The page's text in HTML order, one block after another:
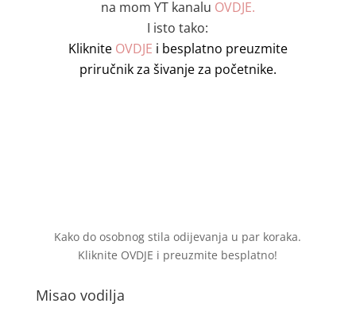
na mom YT kanalu OVDJE.
I isto tako:
Kliknite OVDJE i besplatno preuzmite
priručnik za šivanje za početnike.
Kako do osobnog stila odijevanja u par koraka.
Kliknite OVDJE i preuzmite besplatno!
Misao vodilja